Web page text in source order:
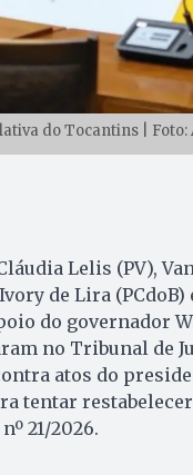
do Tocantins | Foto:
Lelis (PV),
de Lira
do governador
no Tribunal de
atos do
tentar
21/2026.